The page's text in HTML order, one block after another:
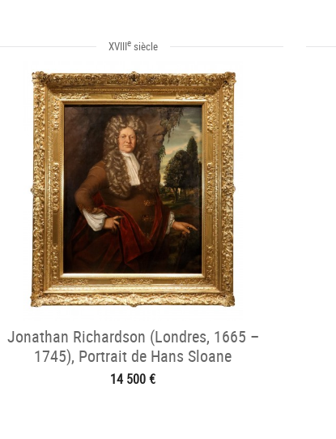
XVIIIesiècle
Jonathan Richardson (Londres, 1665 –
1745), Portrait de Hans Sloane
14 500 €